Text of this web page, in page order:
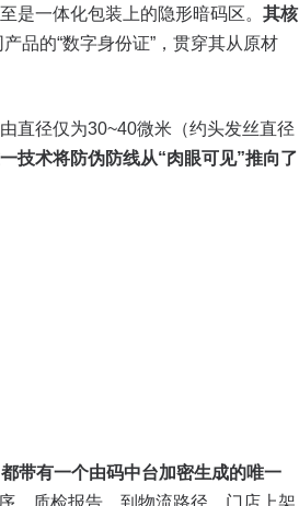
是一体化包装上的隐形暗码区。 其核
品的“数字身份证”，贯穿其从原材
直径仅为30~40微米（约头发丝直径
技术将防伪防线从“肉眼可见”推向了
带有一个由码中台加密生成的唯一
、质检报告，到物流路径、门店上架